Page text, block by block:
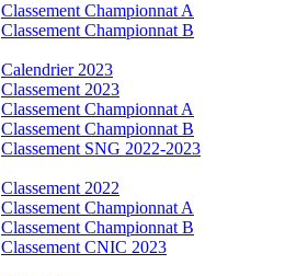
Classement Championnat A
Classement Championnat B
Calendrier 2023
Classement 2023
Classement Championnat A
Classement Championnat B
Classement SNG 2022-2023
Classement 2022
Classement Championnat A
Classement Championnat B
Classement CNIC 2023